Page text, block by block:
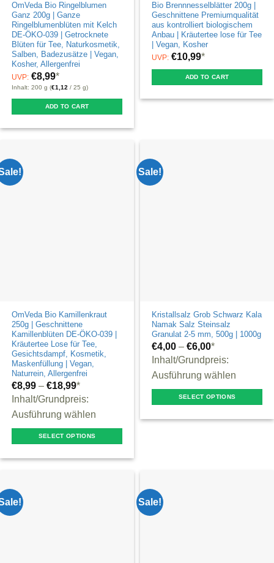
OmVeda Bio Ringelblumen
Ganz 200g | Ganze
Ringelblumenblüten mit Kelch
DE-ÖKO-039 | Getrocknete
Blüten für Tee, Naturkosmetik,
Salben, Badezusätze | Vegan,
Kosher, Allergenfrei
UVP: €8,99*
Inhalt: 200 g (€1,12 / 25 g)
ADD TO CART
Bio Brennnesselblätter 200g |
Geschnittene Premiumqualität
aus kontrolliert biologischem
Anbau | Kräutertee lose für Tee
| Vegan, Kosher
UVP: €10,99*
ADD TO CART
OmVeda Bio Kamillenkraut
250g | Geschnittene
Kamillenblüten DE-ÖKO-039 |
Kräutertee Lose für Tee,
Gesichtsdampf, Kosmetik,
Maskenfüllung | Vegan,
Naturrein, Allergenfrei
€8,99 –€18,99*
Inhalt/Grundpreis:
Ausführung wählen
SELECT OPTIONS
multiple
variants.
Sale!
Kristallsalz Grob Schwarz Kala
Namak Salz Steinsalz
Granulat 2-5 mm, 500g | 1000g
€4,00 –€6,00*
Inhalt/Grundpreis:
Ausführung wählen
SELECT OPTIONS
The
options
may
Sale!